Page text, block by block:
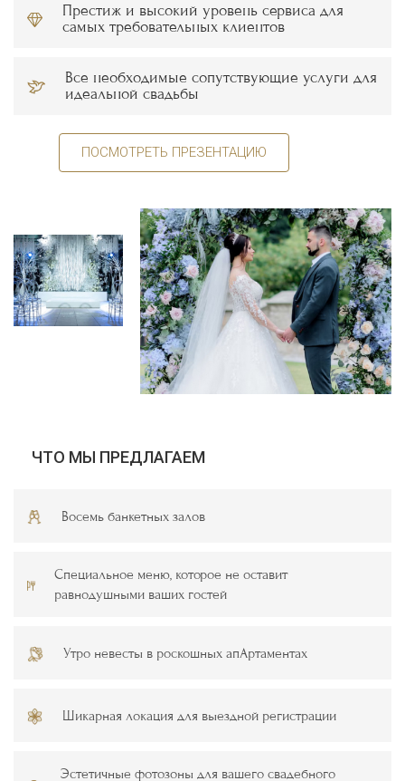
Престиж и высокий уровень сервиса для
самых требовательных клиентов
Все необходимые сопутствующие услуги для
идеальной свадьбы
ПОСМОТРЕТЬ ПРЕЗЕНТАЦИЮ
ЧТО МЫ ПРЕДЛАГАЕМ
Восемь банкетных залов
Специальное меню, которое не оставит
равнодушными ваших гостей
Утро невесты в роскошных апАртаментах
Шикарная локация для выездной регистрации
Эстетичные фотозоны для вашего свадебного